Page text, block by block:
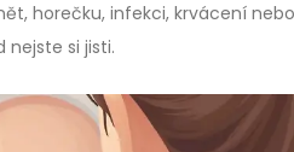
horečku, infekci, krvácení
nejste si jisti.